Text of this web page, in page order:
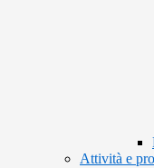
Attività e